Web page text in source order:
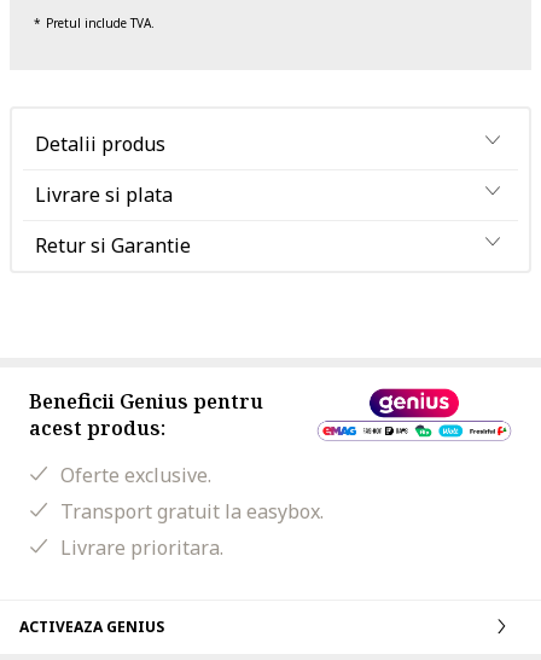
Pretul include TVA.
Detalii produs
Livrare si plata
Retur si Garantie
Beneficii Genius pentru
acest produs:
Oferte exclusive.
Transport gratuit la easybox.
Livrare prioritara.
ACTIVEAZA GENIUS